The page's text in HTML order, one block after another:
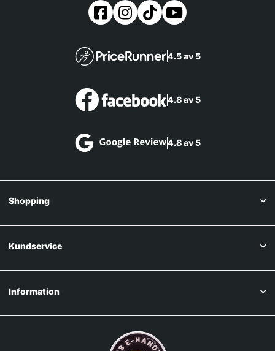
4.5 av 5
4.8 av 5
4.8 av 5
Shopping
Kundservice
Information